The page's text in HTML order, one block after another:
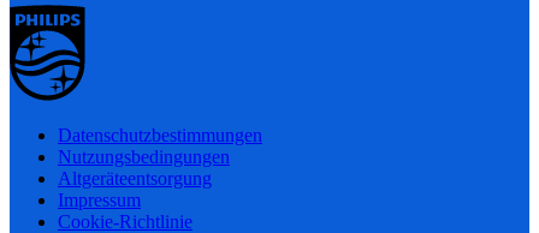
Datenschutzbestimmungen
Nutzungsbedingungen
Altgeräteentsorgung
Impressum
Cookie-Richtlinie